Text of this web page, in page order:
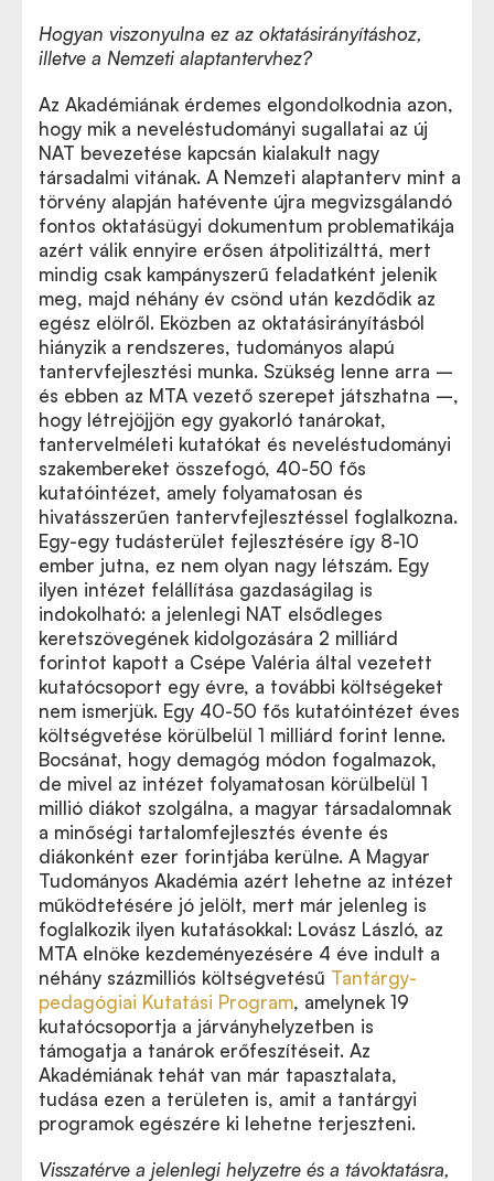
Hogyan viszonyulna ez az oktatásirányításhoz,
illetve a Nemzeti alaptantervhez?
Az Akadémiának érdemes elgondolkodnia azon,
hogy mik a neveléstudományi sugallatai az új
NAT bevezetése kapcsán kialakult nagy
társadalmi vitának. A Nemzeti alaptanterv mint a
törvény alapján hatévente újra megvizsgálandó
fontos oktatásügyi dokumentum problematikája
azért válik ennyire erősen átpolitizálttá, mert
mindig csak kampányszerű feladatként jelenik
meg, majd néhány év csönd után kezdődik az
egész elölről. Eközben az oktatásirányításból
hiányzik a rendszeres, tudományos alapú
tantervfejlesztési munka. Szükség lenne arra –
és ebben az MTA vezető szerepet játszhatna –,
hogy létrejöjjön egy gyakorló tanárokat,
tantervelméleti kutatókat és neveléstudományi
szakembereket összefogó, 40-50 fős
kutatóintézet, amely folyamatosan és
hivatásszerűen tantervfejlesztéssel foglalkozna.
Egy-egy tudásterület fejlesztésére így 8-10
ember jutna, ez nem olyan nagy létszám. Egy
ilyen intézet felállítása gazdaságilag is
indokolható: a jelenlegi NAT elsődleges
keretszövegének kidolgozására 2 milliárd
forintot kapott a Csépe Valéria által vezetett
kutatócsoport egy évre, a további költségeket
nem ismerjük. Egy 40-50 fős kutatóintézet éves
költségvetése körülbelül 1 milliárd forint lenne.
Bocsánat, hogy demagóg módon fogalmazok,
de mivel az intézet folyamatosan körülbelül 1
millió diákot szolgálna, a magyar társadalomnak
a minőségi tartalomfejlesztés évente és
diákonként ezer forintjába kerülne. A Magyar
Tudományos Akadémia azért lehetne az intézet
működtetésére jó jelölt, mert már jelenleg is
foglalkozik ilyen kutatásokkal: Lovász László, az
MTA elnöke kezdeményezésére 4 éve indult a
néhány százmilliós költségvetésű Tantárgy-
pedagógiai Kutatási Program, amelynek 19
kutatócsoportja a járványhelyzetben is
támogatja a tanárok erőfeszítéseit. Az
Akadémiának tehát van már tapasztalata,
tudása ezen a területen is, amit a tantárgyi
programok egészére ki lehetne terjeszteni.
Visszatérve a jelenlegi helyzetre és a távoktatásra,